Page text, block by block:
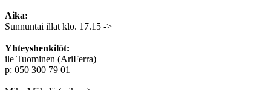
Aika:
Sunnuntai illat klo. 17.15 ->
Yhteyshenkilöt:
ile Tuominen (AriFerra)
p: 050 300 79 01